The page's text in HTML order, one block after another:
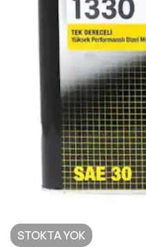
STOKTA YOK